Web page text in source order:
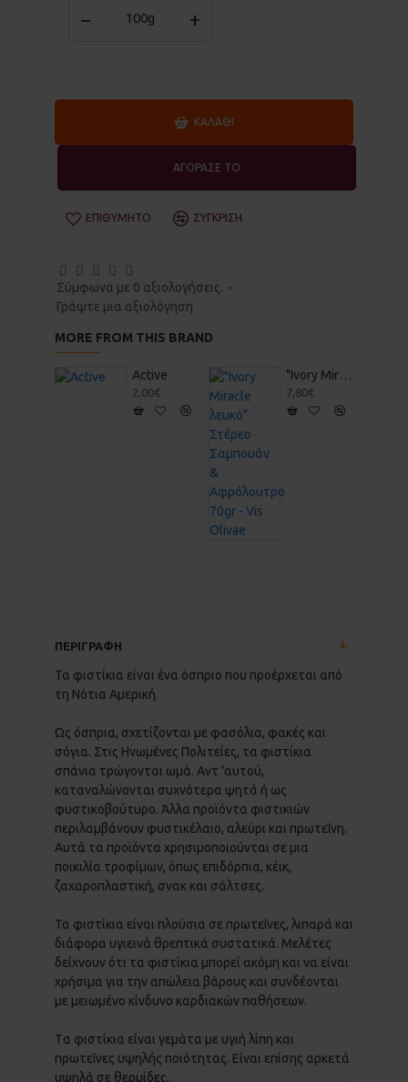
Σύμφωνα με 0 αξιολογήσεις. -
Γράψτε μια αξιολόγηση
− 100g +
ΚΑΛΆΘΙ
ΑΓΟΡΑΣΕ ΤΟ
ΕΠΙΘΥΜΗΤΌ ΣΎΓΚΡΙΣΗ
MORE FROM THIS BRAND
Active
2,00€
"Ivory Miracle λευκό" Στέρεο Σαμπουάν & Αφρόλουτρο 70gr - Vis Olivae
7,80€
ΠΕΡΙΓΡΑΦΗ
Τα φιστίκια είναι ένα όσπριo που προέρχεται από
τη Νότια Αμερική.
Ως όσπρια, σχετίζονται με φασόλια, φακές και
σόγια. Στις Ηνωμένες Πολιτείες, τα φιστίκια
σπάνια τρώγονται ωμά. Αντ 'αυτού,
καταναλώνονται συχνότερα ψητά ή ως
φυστικοβούτυρο. Άλλα προϊόντα φιστικιών
περιλαμβάνουν φυστικέλαιο, αλεύρι και πρωτεΐνη.
Αυτά τα προϊόντα χρησιμοποιούνται σε μια
ποικιλία τροφίμων, όπως επιδόρπια, κέικ,
ζαχαροπλαστική, σνακ και σάλτσες.
Τα φιστίκια είναι πλούσια σε πρωτεΐνες, λιπαρά και
διάφορα υγιεινά θρεπτικά συστατικά. Μελέτες
δείχνουν ότι τα φιστίκια μπορεί ακόμη και να είναι
χρήσιμα για την απώλεια βάρους και συνδέονται
με μειωμένο κίνδυνο καρδιακών παθήσεων.
Tα φιστίκια είναι γεμάτα με υγιή λίπη και
πρωτεΐνες υψηλής ποιότητας. Είναι επίσης αρκετά
υψηλά σε θερμίδες.